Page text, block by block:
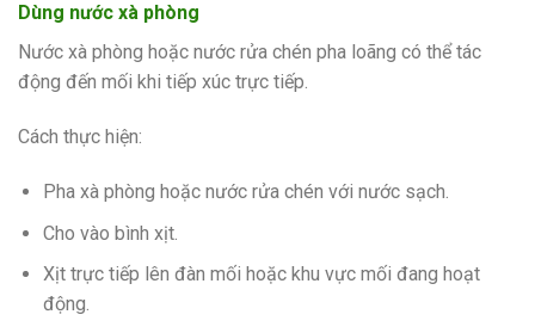
Dùng nước xà phòng
Nước xà phòng hoặc nước rửa chén pha loãng có thể tác
động đến mối khi tiếp xúc trực tiếp.
Cách thực hiện:
Pha xà phòng hoặc nước rửa chén với nước sạch.
Cho vào bình xịt.
Xịt trực tiếp lên đàn mối hoặc khu vực mối đang hoạt
động.